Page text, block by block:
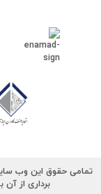
تمامی حقوق این وب
برداری از